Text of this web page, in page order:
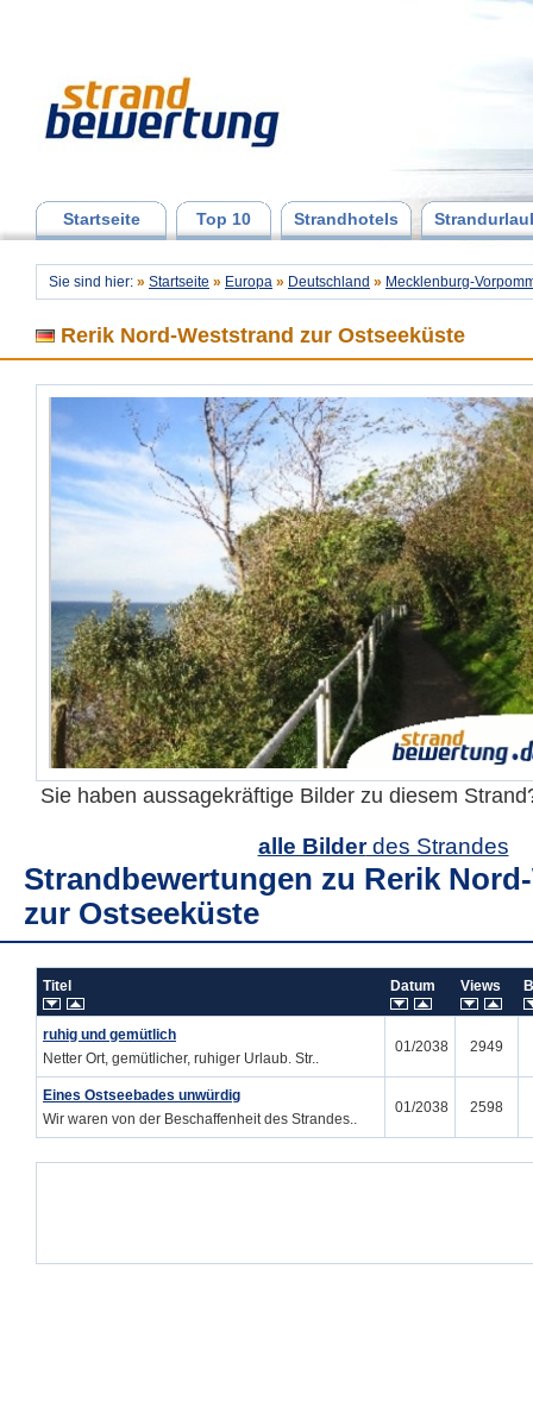
Startseite Top 10 Strandhotels
Sie sind hier: » Startseite » Europa » Deutschland » Mecklenburg-
Rerik Nord-Weststrand zur Ostseeküste
Sie haben aussagekräftige Bilder zu diesem
alle Bilderdes Strandes
Strandbewertungen zu Rerik
zur Ostseeküste
Titel Datum Views
ruhig und gemütlich
Netter Ort, gemütlicher, ruhiger Urlaub. Str..
01/2038 2949
Eines Ostseebades unwürdig
Wir waren von der Beschaffenheit des Strandes..
01/2038 2598